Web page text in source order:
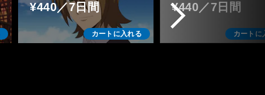
¥440／7日間
カートに入れる
¥440／7日間
カートに